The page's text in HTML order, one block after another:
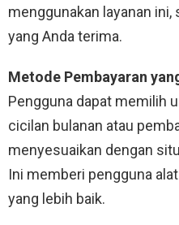
menggunakan layanan
yang Anda terima.
Metode Pembayaran
Pengguna dapat memilih
cicilan bulanan atau
menyesuaikan dengan
Ini memberi pengguna
yang lebih baik.